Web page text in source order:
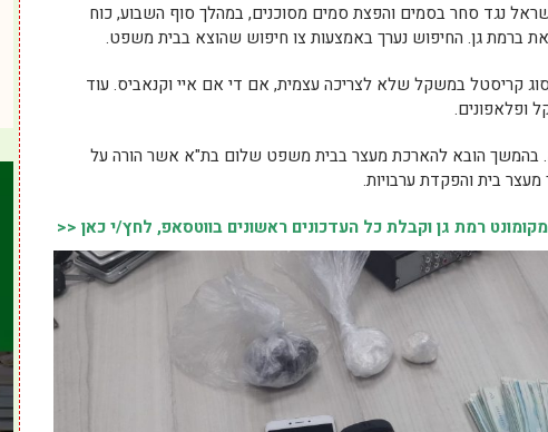
נגד סחר בסמים והפצת סמים מסוכנים, במהלך סוף השבוע, כוח
גן. החיפוש נערך באמצעות צו חיפוש שהוצא בבית משפט.
קריסטל במשקל שלא לצריכה עצמית, אם די אם איי וקנאביס. עוד
ופלאפונים.
ונכלא. בהמשך הובא להארכת מעצר בבית משפט שלום בת"א אשר הורה על
בית והפקדת ערבויות.
רמת גן וקבלת כל העדכונים ראשונים בווטסאפ, לחץ/י כאן <<